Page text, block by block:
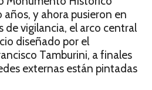
y ahora pusieron en
de vigilancia, el arco central
diseñado por el
Tamburini, a finales
externas están pintadas